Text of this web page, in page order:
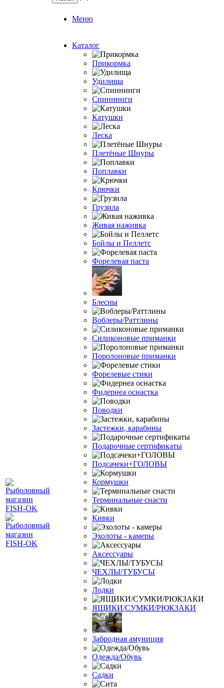
Меню
Каталог
Прикормка
Удилища
Спиннинги
Катушки
Леска
Плетёные Шнуры
Поплавки
Крючки
Грузила
Живая наживка
Бойлы и Пеллетс
Форелевая паста
Блесны
Воблеры/Раттлины
Силиконовые приманки
Поролоновые приманки
Форелевые стики
Фидернеа оснастка
Поводки
Застежки, карабины
Подарочные сертификаты
Подсачеки+ГОЛОВЫ
Кормушки
Терминальные снасти
Кивки
Эхолоты - камеры
Аксессуары
ЧЕХЛЫ/ТУБУСЫ
Лодки
ЯЩИКИ/СУМКИ/РЮКЗАКИ
Забродная амуниция
Одежда/Обувь
Садки